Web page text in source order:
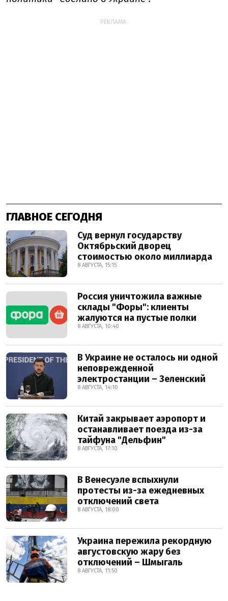
РЕКЛАМА:
ГЛАВНОЕ СЕГОДНЯ
Суд вернул государству
Октябрьский дворец
стоимостью около миллиарда
8 АВГУСТА, 15:15
Россия уничтожила важные
склады "Форы": клиенты
жалуются на пустые полки
8 АВГУСТА, 10:40
В Украине не осталось ни одной
неповрежденной
электростанции – Зеленский
8 АВГУСТА, 14:10
Китай закрывает аэропорт и
останавливает поезда из-за
тайфуна "Дельфин"
8 АВГУСТА, 17:10
В Венесуэле вспыхнули
протесты из-за ежедневных
отключений света
8 АВГУСТА, 18:00
Украина пережила рекордную
августовскую жару без
отключений – Шмыгаль
8 АВГУСТА, 11:50